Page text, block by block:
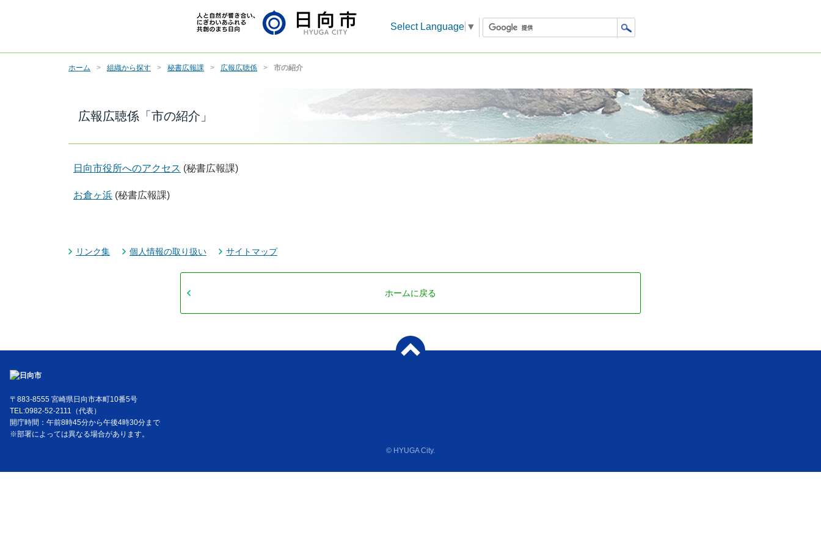
Select Language ▼
ホーム 組織から探す 秘書広報課 広報広聴係 市の紹介
広報広聴係「市の紹介」
日向市役所へのアクセス (秘書広報課)
お倉ヶ浜 (秘書広報課)
リンク集 個人情報の取り扱い サイトマップ
ホームに戻る
〒883-8555 宮崎県日向市本町10番5号
TEL:0982-52-2111（代表）
開庁時間：午前8時45分から午後4時30分まで
※部署によっては異なる場合があります。
© HYUGA City.